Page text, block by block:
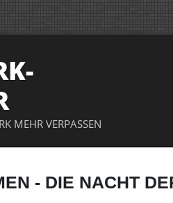
MEHR VERPASSEN
- DIE NACHT